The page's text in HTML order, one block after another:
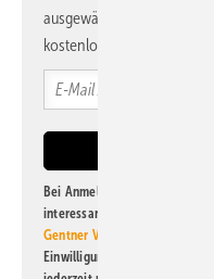
ausgewählte
kostenlos direkt ins
Bei Anmeldung zu diesem
interessante Verlags- und
Gentner Verlag GmbH & Co. KG
Einwilligung kann ich